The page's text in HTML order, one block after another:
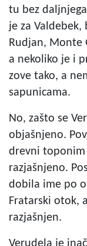
tu bez
je za
Rudjan,
a nekoliko je i
zove tako, a
sapunicama.
No, zašto se
objašnjeno.
drevni toponim
razjašnjeno.
dobila ime po
Fratarski otok,
razjašnjen.
Verudela je